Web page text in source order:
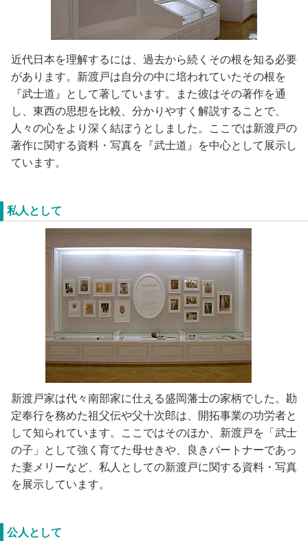
近代日本を理解するには、過去から続くその根を知る必要
があります。新渡戸は自分の中に培われていたその根を
『武士道』として著しています。また彼はその著作を通
し、東西の思想を比較、分かりやすく解説することで、
人々の心をより深く結ぼうとしました。ここでは新渡戸の
著作に関する資料・写真を『武士道』を中心として展示し
ています。
私人として
新渡戸家は代々南部家に仕える盛岡藩士の家柄でした。勘
定奉行を務めた祖父伝や父十次郎は、開拓事業の功労者と
して知られています。ここではそのほか、新渡戸を「武士
の子」として強く育てた母せきや、良きパートナーであっ
た妻メリーなど、私人としての新渡戸に関する資料・写真
を展示しています。
公人として